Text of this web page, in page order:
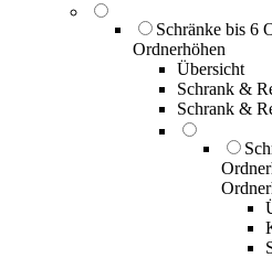
Schränke bis 6
Ordnerhöhen
Übersicht
Schrank &
Schrank &